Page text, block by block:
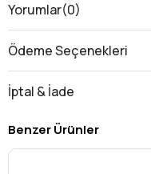
yüksek verimlilik sağlar.
düzgün ve pürüzsüz
Ürün Özellikleri
Model:
Yorumlar(0)
Ödeme Seçenekleri
İptal & İade
Benzer Ürünler